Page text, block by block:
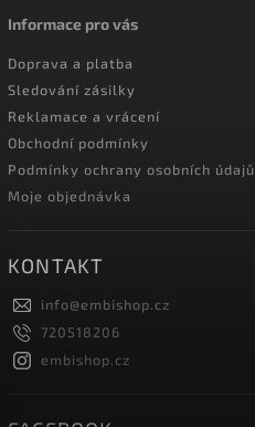
Informace pro vás
Doprava a platba
Sledování zásilky
Reklamace a vrácení
Obchodní podmínky
Podmínky ochrany osobních údajů
Moje objednávka
KONTAKT
info@embishop.cz
720518206
embishop.cz